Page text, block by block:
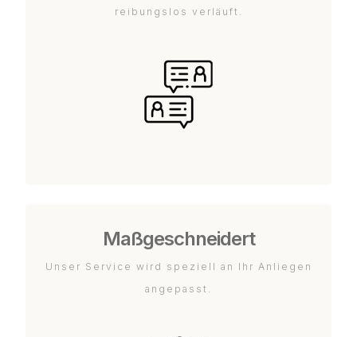
reibungslos verläuft.
Maßgeschneidert
Unser Service wird speziell an Ihr Anliegen
angepasst.